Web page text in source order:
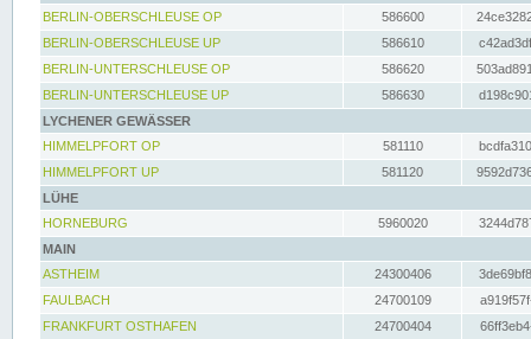
BERLIN-OBERSCHLEUSE OP
586600
BERLIN-OBERSCHLEUSE UP
586610
BERLIN-UNTERSCHLEUSE OP
586620
BERLIN-UNTERSCHLEUSE UP
586630
LYCHENER GEWÄSSER
HIMMELPFORT OP
581110
HIMMELPFORT UP
581120
LÜHE
HORNEBURG
5960020
MAIN
ASTHEIM
24300406
FAULBACH
24700109
FRANKFURT OSTHAFEN
24700404